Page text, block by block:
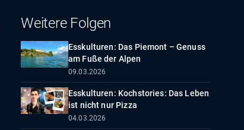
Weitere Folgen
Esskulturen: Das Piemont – Genuss
am Fuße der Alpen
09.03.2026
Esskulturen: Kochstories: Das Leben
ist nicht nur Pizza
04.03.2026